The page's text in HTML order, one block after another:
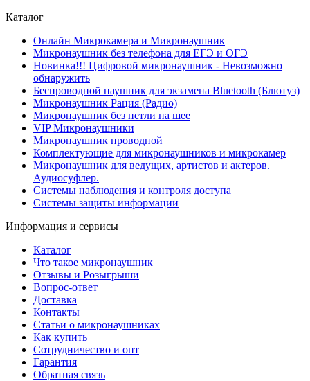
Каталог
Онлайн Микрокамера и Микронаушник
Микронаушник без телефона для ЕГЭ и ОГЭ
Новинка!!! Цифровой микронаушник - Невозможно
обнаружить
Беспроводной наушник для экзамена Bluetooth (Блютуз)
Микронаушник Рация (Радио)
Микронаушник без петли на шее
VIP Микронаушники
Микронаушник проводной
Комплектующие для микронаушников и микрокамер
Микронаушник для ведущих, артистов и актеров.
Аудиосуфлер.
Системы наблюдения и контроля доступа
Системы защиты информации
Информация и сервисы
Каталог
Что такое микронаушник
Отзывы и Розыгрыши
Вопрос-ответ
Доставка
Контакты
Статьи о микронаушниках
Как купить
Сотрудничество и опт
Гарантия
Обратная связь